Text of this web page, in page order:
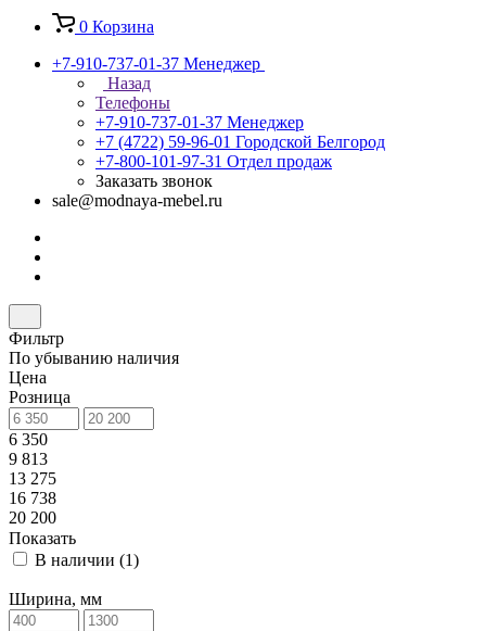
0 Корзина
+7-910-737-01-37 Менеджер
Назад
Телефоны
+7-910-737-01-37 Менеджер
+7 (4722) 59-96-01 Городской Белгород
+7-800-101-97-31 Отдел продаж
Заказать звонок
sale@modnaya-mebel.ru
Фильтр
По убыванию наличия
Цена
Розница
6 350
9 813
13 275
16 738
20 200
Показать
В наличии (1)
Ширина, мм